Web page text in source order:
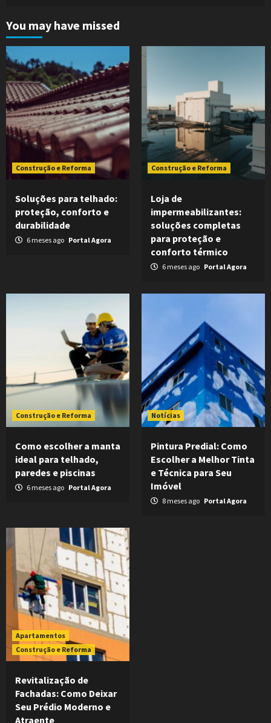
You may have missed
Construção e Reforma
Soluções para telhado:
proteção, conforto e
durabilidade
6 meses ago Portal Agora
Construção e Reforma
Loja de
impermeabilizantes:
soluções completas
para proteção e
conforto térmico
6 meses ago Portal Agora
Construção e Reforma
Como escolher a manta
ideal para telhado,
paredes e piscinas
6 meses ago Portal Agora
Notícias
Pintura Predial: Como
Escolher a Melhor Tinta
e Técnica para Seu
Imóvel
8 meses ago Portal Agora
Apartamentos
Construção e Reforma
Revitalização de
Fachadas: Como Deixar
Seu Prédio Moderno e
Atraente